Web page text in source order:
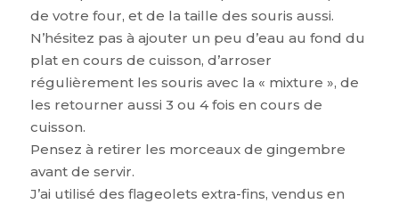
de votre four, et de la taille des souris aussi.
N’hésitez pas à ajouter un peu d’eau au fond du
plat en cours de cuisson, d’arroser
régulièrement les souris avec la « mixture », de
les retourner aussi 3 ou 4 fois en cours de
cuisson.
Pensez à retirer les morceaux de gingembre
avant de servir.
J’ai utilisé des flageolets extra-fins, vendus en